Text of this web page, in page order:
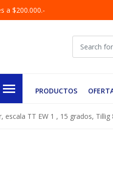
a $200.000.-
PRODUCTOS
escala TT EW 1 , 15 grados,